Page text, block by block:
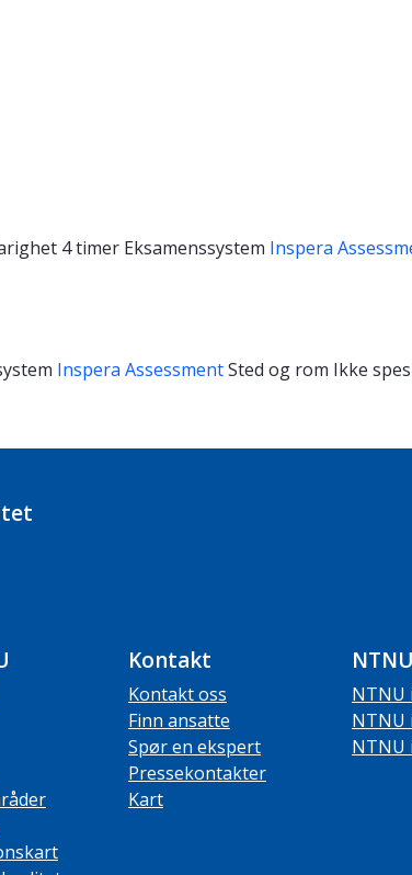
4 timer Eksamenssystem Inspera
Inspera AssessmentSted og rom Ikke
Kontakt
Kontakt oss
Finn ansatte
Spør en ekspert
Pressekontakter
Kart
NTNU
NTNU
NTNU